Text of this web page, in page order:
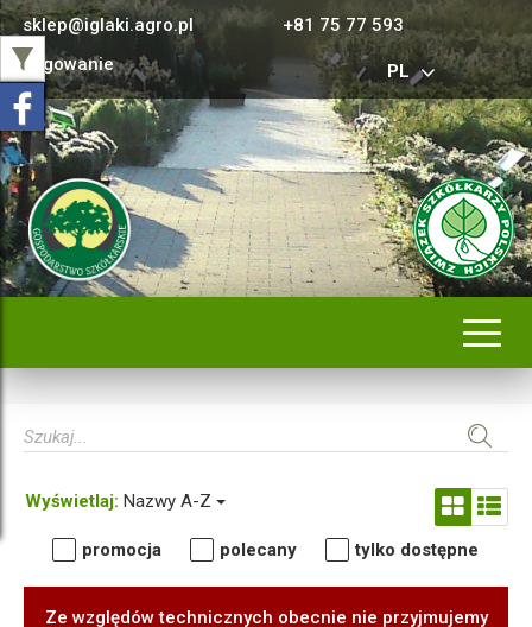
sklep@iglaki.agro.pl
+81 75 77 593
Logowanie
PL
Wyświetlaj: Nazwy A-Z
promocja polecany tylko dostępne
Ze względów technicznych obecnie nie przyjmujemy